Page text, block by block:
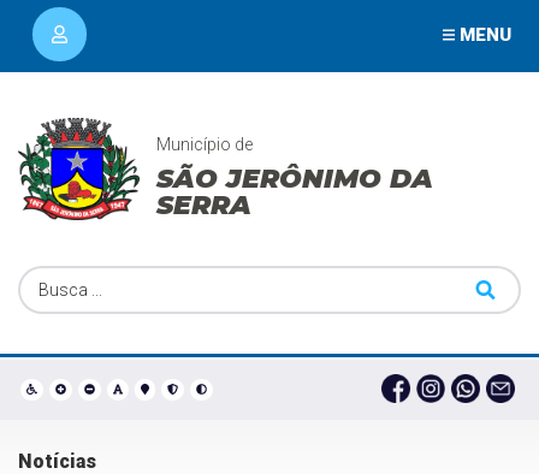
MENU
Município de
SÃO JERÔNIMO DA
SERRA
Notícias